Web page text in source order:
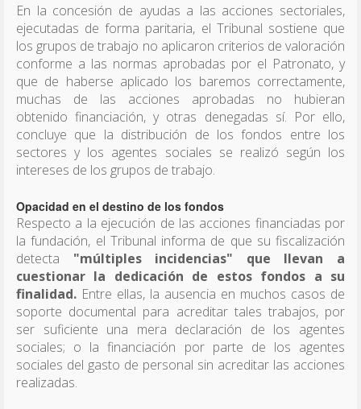
En la concesión de ayudas a las acciones sectoriales,
ejecutadas de forma paritaria, el Tribunal sostiene que
los grupos de trabajo no aplicaron criterios de valoración
conforme a las normas aprobadas por el Patronato, y
que de haberse aplicado los baremos correctamente,
muchas de las acciones aprobadas no hubieran
obtenido financiación, y otras denegadas sí. Por ello,
concluye que la distribución de los fondos entre los
sectores y los agentes sociales se realizó según los
intereses de los grupos de trabajo.
Opacidad en el destino de los fondos
Respecto a la ejecución de las acciones financiadas por
la fundación, el Tribunal informa de que su fiscalización
detecta "múltiples incidencias" que llevan a
cuestionar la dedicación de estos fondos a su
finalidad. Entre ellas, la ausencia en muchos casos de
soporte documental para acreditar tales trabajos, por
ser suficiente una mera declaración de los agentes
sociales; o la financiación por parte de los agentes
sociales del gasto de personal sin acreditar las acciones
realizadas.